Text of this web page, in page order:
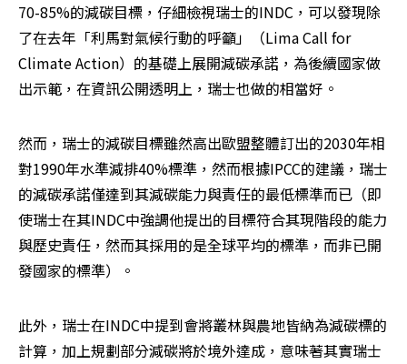
70-85%的減碳目標，仔細檢視瑞士的INDC，可以發現除
了在去年「利馬對氣候行動的呼籲」（Lima Call for
Climate Action）的基礎上展開減碳承諾，為後續國家做
出示範，在資訊公開透明上，瑞士也做的相當好。
然而，瑞士的減碳目標雖然高出歐盟整體訂出的2030年相
對1990年水準減排40%標準，然而根據IPCC的建議，瑞士
的減碳承諾僅達到其減碳能力與責任的最低標準而已（即
使瑞士在其INDC中強調他提出的目標符合其現階段的能力
與歷史責任，然而其採用的是全球平均的標準，而非已開
發國家的標準）。
此外，瑞士在INDC中提到會將叢林與農地皆納為減碳標的
計算，加上規劃部分減碳將於境外達成，意味著其實瑞士